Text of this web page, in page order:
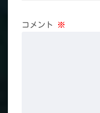
コメント ※